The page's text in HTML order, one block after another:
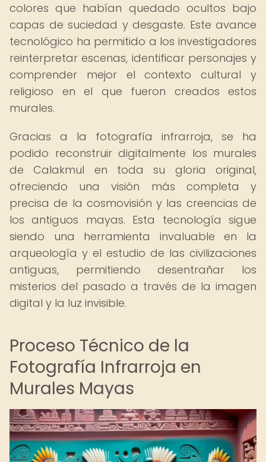
colores que habían quedado ocultos bajo
capas de suciedad y desgaste. Este avance
tecnológico ha permitido a los investigadores
reinterpretar escenas, identificar personajes y
comprender mejor el contexto cultural y
religioso en el que fueron creados estos
murales.
Gracias a la fotografía infrarroja, se ha
podido reconstruir digitalmente los murales
de Calakmul en toda su gloria original,
ofreciendo una visión más completa y
precisa de la cosmovisión y las creencias de
los antiguos mayas. Esta tecnología sigue
siendo una herramienta invaluable en la
arqueología y el estudio de las civilizaciones
antiguas, permitiendo desentrañar los
misterios del pasado a través de la imagen
digital y la luz invisible.
Proceso Técnico de la
Fotografía Infrarroja en
Murales Mayas